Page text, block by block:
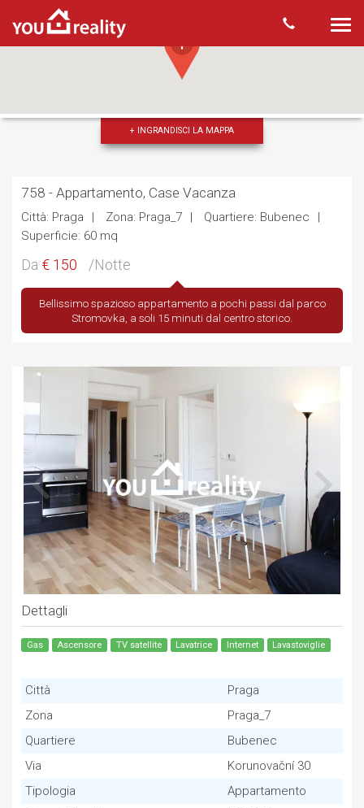
+ INGRANDISCI LA MAPPA
758 - Appartamento, Case Vacanza
Città: Praga Zona: Praga_7
Quartiere: Bubenec
Superficie: 60 mq
Da € 150 /Notte
Bellissimo spazioso appartamento a pochi passi dal parco
Stromovka, a soli 15 minuti dal centro storico.
Dettagli
Gas Ascensore TV satellite Lavatrice Internet Lavastoviglie
Città
Praga
Zona
Praga_7
Quartiere
Bubenec
Via
Korunovační 30
Tipologia
Appartamento